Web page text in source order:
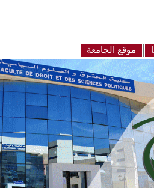
موقع الجامعة